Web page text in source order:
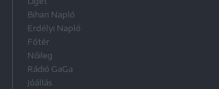
Bihari Napló
Erdélyi Napló
Főtér
Nőileg
Rádió GaGa
Jóállás